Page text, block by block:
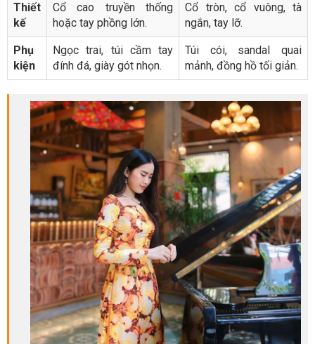
Thiết
kế
Cổ cao truyền thống
hoặc tay phồng lớn.
Cổ tròn, cổ vuông, tà
ngắn, tay lỡ.
Phụ
kiện
Ngọc trai, túi cầm tay
đính đá, giày gót nhọn.
Túi cói, sandal quai
mảnh, đồng hồ tối giản.